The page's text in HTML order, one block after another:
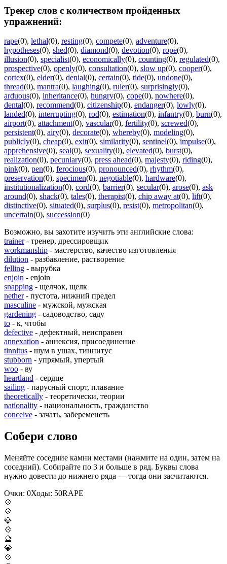
Трекер слов с количеством пройденных
упражнений:
rape(0), lethal(0), resting(0), compete(0), adventure(0),
hypotheses(0), shed(0), diamond(0), devotion(0), rope(0),
illusion(0), specialist(0), economically(0), counting(0), regulated(0),
prospective(0), openly(0), consultation(0), slow up(0), cooper(0),
cortex(0), elder(0), denial(0), certain(0), tide(0), undone(0),
thread(0), mantra(0), laughing(0), ruler(0), surprisingly(0),
arduous(0), inheritance(0), hungry(0), cope(0), nowhere(0),
dental(0), recommend(0), citizenship(0), endanger(0), lowly(0),
landed(0), interrupting(0), rod(0), estimation(0), infantry(0), burn(0),
airport(0), attachment(0), vascular(0), fertility(0), screwed(0),
persistent(0), airy(0), decorate(0), whereby(0), modeling(0),
publicly(0), cheap(0), exit(0), similarity(0), sentinel(0), impulse(0),
apprehensive(0), seal(0), sexuality(0), elevated(0), burst(0),
realization(0), pecuniary(0), press ahead(0), majesty(0), riding(0),
pink(0), pen(0), ferocious(0), pronounced(0), rhythm(0),
preservation(0), specimen(0), negotiable(0), hardware(0),
institutionalization(0), cord(0), barrier(0), secular(0), arose(0), ask
around(0), shack(0), tales(0), therapist(0), chip away at(0), lift(0),
distinctive(0), situated(0), surplus(0), resist(0), metropolitan(0),
uncertain(0), succession(0)
Возможно, вы захотите изучить эти английские слова:
trainer- тренер, дрессировщик
workmanship - мастерство, качество изготовления
dilution - разбавление, растворение
felling - вырубка
enjoin - enjoin
snapping - щелчок, щелк
nether- пустота, нижний предел
masculine - мужской, мужская
gardening - садоводство, саду
to - к, чтобы
defective - дефектный, неисправен
annexation - аннексия, присоединение
tinnitus - шум в ушах, тиннитус
stubborn - упрямый, упертый
woo - ву
heartland - сердце
sailing - парусный спорт, плавание
theoretically - теоретически, теории
nationality - национальность, гражданство
conceive - зачать, забеременеть
Собери слово
Меняйте соседние камни местами (нажмите на один, затем на
соседний). Собирайте по 3 и больше в ряд. Буквы слова
нужно довести до нижнего ряда — тогда они засчитаются.
Очки: 0Ходы: 50RAPE
💠
💠
💎
💠
🔮
💎
💠